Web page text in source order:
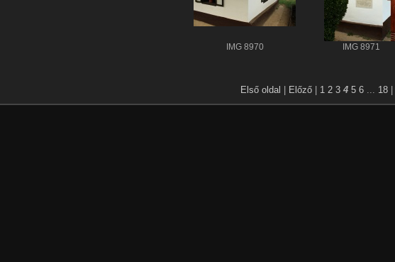
IMG 8970 IMG 8971
Első oldal Előző 1 2 3 4 5 6 ... 18